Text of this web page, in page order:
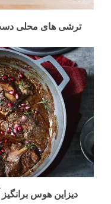
ترشی های محلی
دیزاین هوس